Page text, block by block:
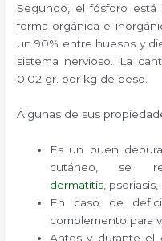
Segundo, el fósforo
forma orgánica e
un 90% entre huesos y
sistema nervioso. La
0.02 gr. por kg de peso.
Algunas de sus
Es un buen
cutáneo, se
dermatitis ,
En caso de
complemento para
Antes y durante el